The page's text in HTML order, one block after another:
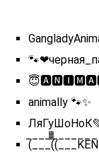
animally 🐾✨